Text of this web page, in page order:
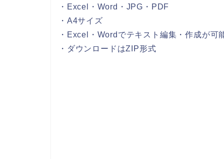
・Excel・Word・JPG・PDF
・A4サイズ
・Excel・Wordでテキスト編集・作成が可
・ダウンロードはZIP形式